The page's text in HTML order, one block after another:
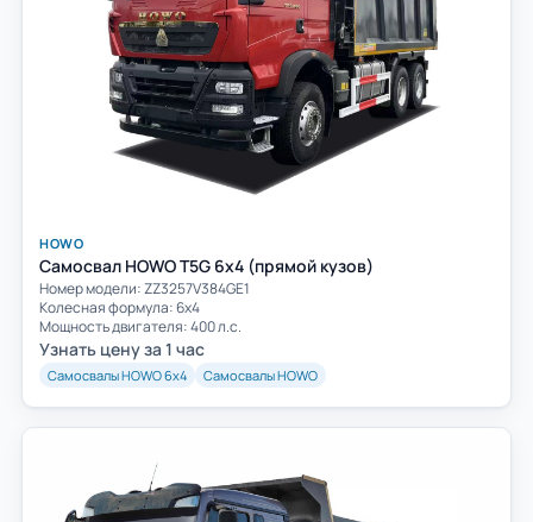
HOWO
Самосвал HOWO T5G 6x4 (прямой кузов)
Номер модели: ZZ3257V384GE1
Колесная формула: 6х4
Мощность двигателя: 400 л.с.
Узнать цену за 1 час
Самосвалы HOWO 6х4 Самосвалы HOWO